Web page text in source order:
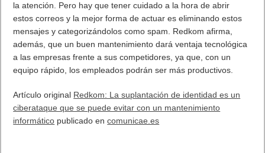
la atención. Pero hay que tener cuidado a la hora de abrir
estos correos y la mejor forma de actuar es eliminando estos
mensajes y categorizándolos como spam. Redkom afirma,
además, que un buen mantenimiento dará ventaja tecnológica
a las empresas frente a sus competidores, ya que, con un
equipo rápido, los empleados podrán ser más productivos.
Artículo original Redkom: La suplantación de identidad es un
ciberataque que se puede evitar con un mantenimiento
informático publicado encomunicae.es